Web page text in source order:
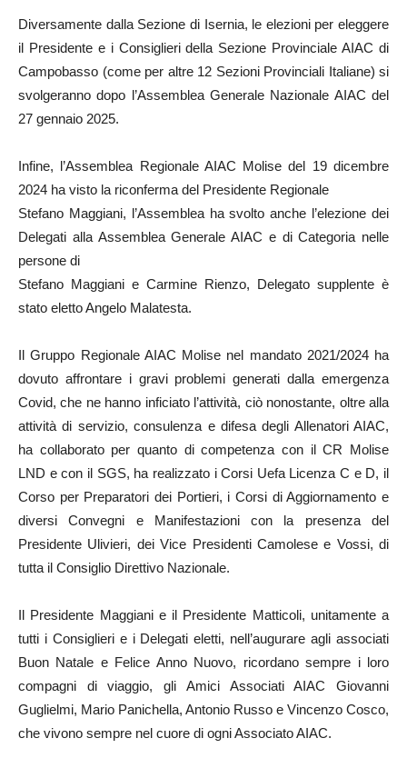
Diversamente dalla Sezione di Isernia, le elezioni per eleggere
il Presidente e i Consiglieri della Sezione Provinciale AIAC di
Campobasso (come per altre 12 Sezioni Provinciali Italiane) si
svolgeranno dopo l’Assemblea Generale Nazionale AIAC del
27 gennaio 2025.
Infine, l’Assemblea Regionale AIAC Molise del 19 dicembre
2024 ha visto la riconferma del Presidente Regionale
Stefano Maggiani, l’Assemblea ha svolto anche l’elezione dei
Delegati alla Assemblea Generale AIAC e di Categoria nelle
persone di
Stefano Maggiani e Carmine Rienzo, Delegato supplente è
stato eletto Angelo Malatesta.
Il Gruppo Regionale AIAC Molise nel mandato 2021/2024 ha
dovuto affrontare i gravi problemi generati dalla emergenza
Covid, che ne hanno inficiato l’attività, ciò nonostante, oltre alla
attività di servizio, consulenza e difesa degli Allenatori AIAC,
ha collaborato per quanto di competenza con il CR Molise
LND e con il SGS, ha realizzato i Corsi Uefa Licenza C e D, il
Corso per Preparatori dei Portieri, i Corsi di Aggiornamento e
diversi Convegni e Manifestazioni con la presenza del
Presidente Ulivieri, dei Vice Presidenti Camolese e Vossi, di
tutta il Consiglio Direttivo Nazionale.
Il Presidente Maggiani e il Presidente Matticoli, unitamente a
tutti i Consiglieri e i Delegati eletti, nell’augurare agli associati
Buon Natale e Felice Anno Nuovo, ricordano sempre i loro
compagni di viaggio, gli Amici Associati AIAC Giovanni
Guglielmi, Mario Panichella, Antonio Russo e Vincenzo Cosco,
che vivono sempre nel cuore di ogni Associato AIAC.